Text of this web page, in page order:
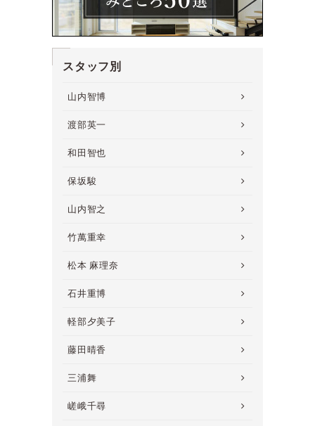
スタッフ別
山内智博
渡部英一
和田智也
保坂駿
山内智之
竹萬重幸
松本 麻理奈
石井重博
軽部夕美子
藤田晴香
三浦舞
嵯峨千尋